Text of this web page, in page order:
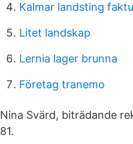
Kalmar landsting
Litet landskap
Lernia lager brunna
Företag tranemo
Nina Svärd, biträdande
81.